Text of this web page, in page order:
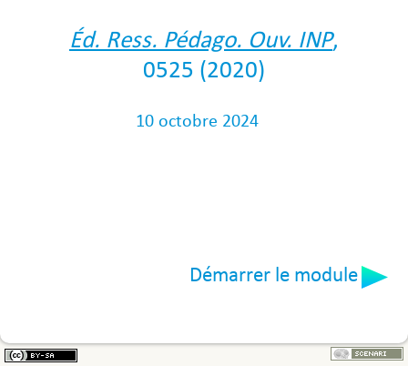
Éd. Ress. Pédago. Ouv. INP,
0525 (2020)
10 octobre 2024
Démarrer le module